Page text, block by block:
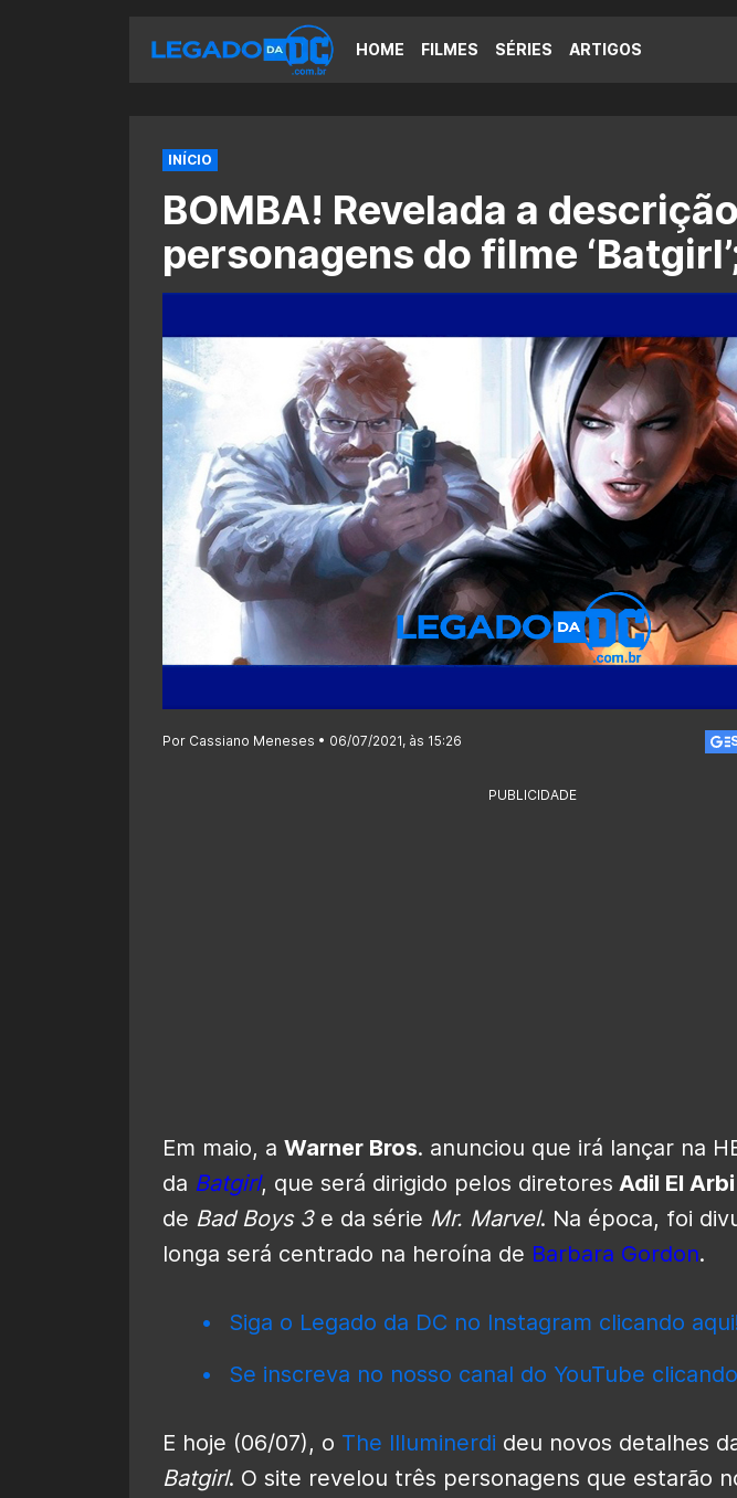
HOME FILMES SÉRIES ARTIGOS
INÍCIO
BOMBA! Revelada a
personagens do filme
Por Cassiano Meneses • 06/07/2021, às 15:26
PUBLICIDADE
Em maio, a Warner Bros. anunciou que irá lançar na
da Batgirl, que será dirigido pelos diretores Adil El Arbi
de Bad Boys 3e da série Mr. Marvel. Na época, foi
longa será centrado na heroína de Barbara Gordon.
Siga o Legado da DC no Instagram clicando
Se inscreva no nosso canal do YouTube
E hoje (06/07), o The Illuminerdi deu novos detalhes
Batgirl. O site revelou três personagens que estarão